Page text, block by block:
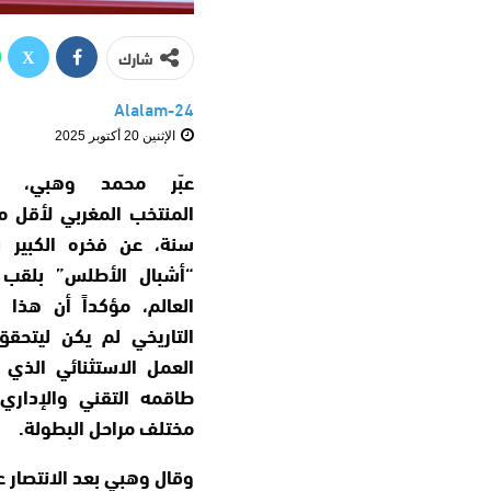
شارك
Alalam-24
الإثنين 20 أكتوبر 2025
عبّر محمد وهبي،
سنة، عن فخره الكبير
“أشبال الأطلس”
العالم، مؤكداً أن هذا
التاريخي لم يكن
العمل الاستثنائي
طاقمه التقني
مختلف مراحل البطولة.
وقال وهبي بعد الانتصار